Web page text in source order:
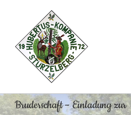
Bruderschaft – Einladung zur